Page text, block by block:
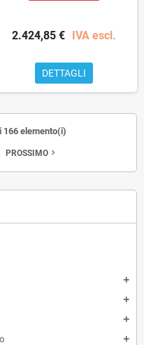
add
add
add
add
2.424,85 € IVA escl.
DETTAGLI
166 elemento(i)
PROSSIMO navigate_next